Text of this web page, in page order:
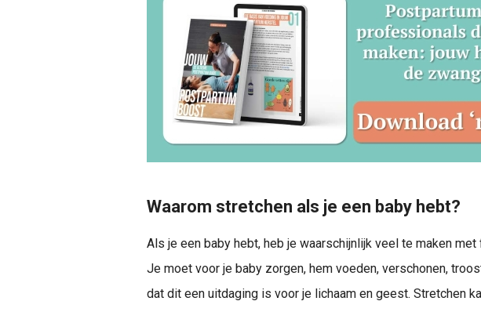
Waarom stretchen als je een baby hebt?
Als je een baby hebt, heb je waarschijnlijk veel te maken
Je moet voor je baby zorgen, hem voeden, verschonen,
dat dit een uitdaging is voor je lichaam en geest. Stretchen